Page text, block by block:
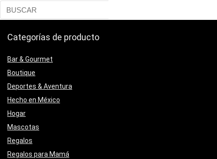
Categorías de producto
Bar & Gourmet
Boutique
Deportes & Aventura
Hecho en México
Hogar
Mascotas
Regalos
Regalos para Mamá